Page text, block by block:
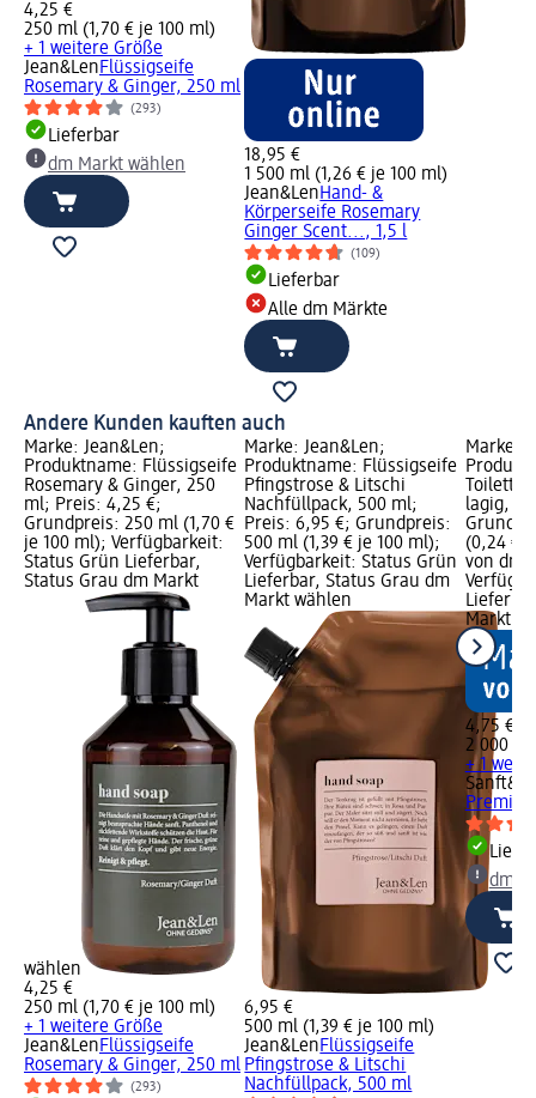
4,25 €
250 ml (1,70 € je 100 ml)
+ 1 weitere Größe
Jean&LenFlüssigseife
Rosemary & Ginger, 250 ml
(293)
Lieferbar
dm Markt wählen
18,95 €
1 500 ml (1,26 € je 100 ml)
Jean&LenHand- &
Körperseife Rosemary
Ginger Scent..., 1,5 l
(109)
Lieferbar
Alle dm Märkte
Andere Kunden kauften auch
Marke: Jean&Len;
Produktname: Flüssigseife
Rosemary & Ginger, 250
ml; Preis: 4,25 €;
Grundpreis: 250 ml (1,70 €
je 100 ml); Verfügbarkeit:
Status Grün Lieferbar,
Status Grau dm Markt
wählen
4,25 €
250 ml (1,70 € je 100 ml)
+ 1 weitere Größe
Jean&LenFlüssigseife
Rosemary & Ginger, 250 ml
(293)
Marke: Jean&Len;
Produktname: Flüssigseife
Pfingstrose & Litschi
Nachfüllpack, 500 ml;
Preis: 6,95 €; Grundpreis:
500 ml (1,39 € je 100 ml);
Verfügbarkeit: Status Grün
Lieferbar, Status Grau dm
Markt wählen
6,95 €
500 ml (1,39 € je 100 ml)
Jean&LenFlüssigseife
Pfingstrose & Litschi
Nachfüllpack, 500 ml
Marke:
lagig,
(0,24 €
von dm
Markt
4,75 €
2 000 Bl
+ 1
dm